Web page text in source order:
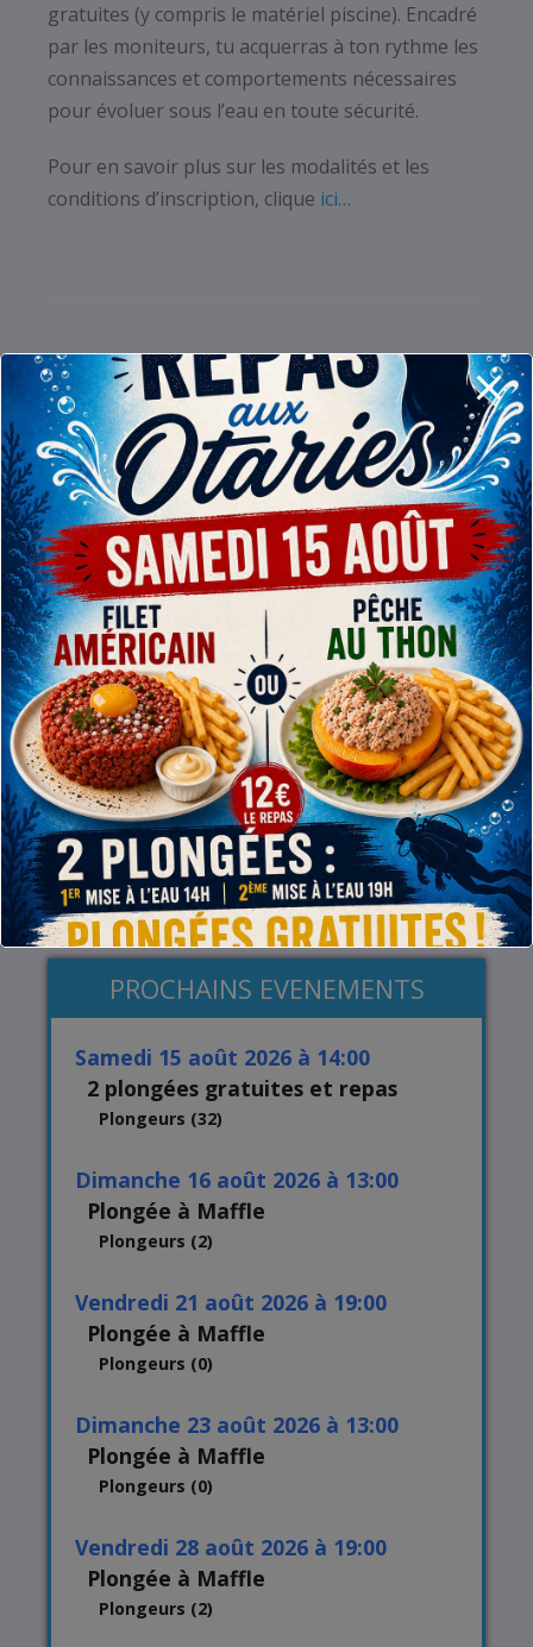
gratuites (y compris le matériel piscine). Encadré
par les moniteurs, tu acquerras à ton rythme les
connaissances et comportements nécessaires
pour évoluer sous l’eau en toute sécurité.
Pour en savoir plus sur les modalités et les
conditions d’inscription, clique ici…
RETROUVEZ-NOUS
A l’entrainement (infos et baptême piscine)
Rue de Gand, 1 – 7800 Ath
De Septembre à Juin : les mardis de 20h00 à 21h00
sauf pendant les semaines de congés scolaires (*)
A la carrière (infos et plongées)
Chaussée de Mons, 419 – 7810 Maffle (Ath)
Toute l’année : les 1er, 3e et 5e dimanche du mois
de 13h00 à 18h00 (*)
Juillet-Août : le vendredi soir de 18h00 à 00h00 (*)
Pour les externes : plongées uniquement sur
réservation !cliquez ici
(*) sauf exception : vérifiez toujours notre calendrier !
PROCHAINS EVENEMENTS
samedi 15 août 2026 à 14:00
2 plongées gratuites et repas
Plongeurs (32)
dimanche 16 août 2026 à 13:00
Plongée à Maffle
Plongeurs (2)
vendredi 21 août 2026 à 19:00
Plongée à Maffle
Plongeurs (0)
dimanche 23 août 2026 à 13:00
Plongée à Maffle
Plongeurs (0)
vendredi 28 août 2026 à 19:00
Plongée à Maffle
Plongeurs (2)